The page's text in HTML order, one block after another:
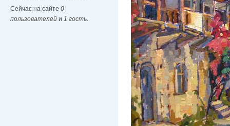
Сейчас на сайте 0
пользователей и 1 гость